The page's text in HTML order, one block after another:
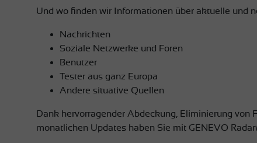
Und wo finden wir Informationen über aktuelle und
Nachrichten
Soziale Netzwerke und Foren
Benutzer
Tester aus ganz Europa
Andere situative Quellen
Dank hervorragender Abdeckung, Eliminierung von
monatlichen Updates haben Sie mit GENEVO